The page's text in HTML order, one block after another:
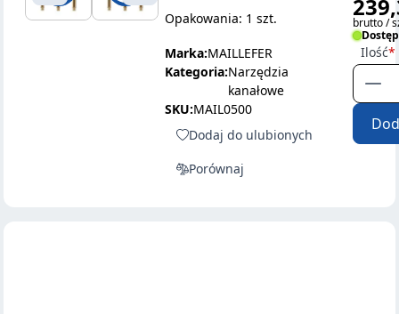
Opakowania: 1 szt.
Marka:MAILLEFER
Kategoria:Narzędzia
kanałowe
SKU:MAIL0500
Dodaj do ulubionych
Porównaj
brutto /
Ilość